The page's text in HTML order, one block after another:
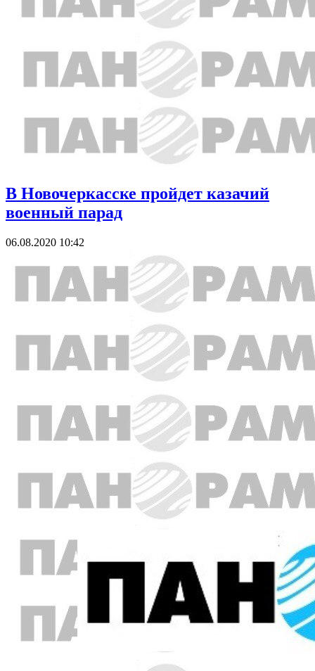
В Новочеркасске пройдет казачий
военный парад
06.08.2020 10:42